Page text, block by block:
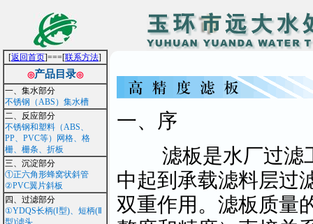
[返回首页]===[联系方法]
◎产品目录◎
一、集水部分
不锈钢（ABS）集水槽
二、反应部分
不锈钢和塑料（ABS、
PP、PVC等）网格、格
栅、栅条、折板
三、沉淀部分
①正六角形蜂窝状斜管
②PVC翼片斜板
四、过滤部分
①YDQS长柄(Ⅰ型)、短柄(Ⅱ
型)滤头
一、序
滤板是水厂过滤
中起到承载滤料层过
双重作用。滤板质量